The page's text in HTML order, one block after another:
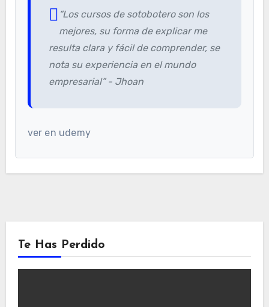
“Los cursos de sotobotero son los
mejores, su forma de explicar me
resulta clara y fácil de comprender, se
nota su experiencia en el mundo
empresarial” - Jhoan
ver en udemy
Te Has Perdido